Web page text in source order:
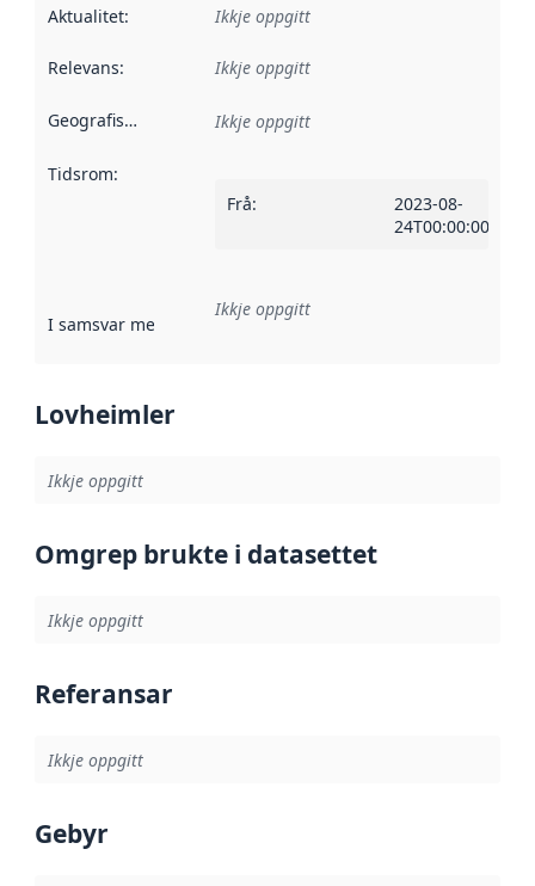
Aktualitet: Ikkje oppgitt
Relevans: Ikkje oppgitt
Geografisk område Ikkje oppgitt
Tidsrom:
Frå:
2023-08-
24T00:00:00Z
I samsvar med Referanse til ei implementeringsregel eller
Ikkje oppgitt
Lovheimler
Ikkje oppgitt
Omgrep brukte i datasettet
Ikkje oppgitt
Referansar
Ikkje oppgitt
Gebyr